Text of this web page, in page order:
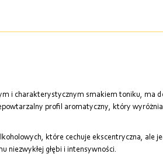
i charakterystycznym smakiem toniku, ma
profil aromatyczny, który wyróżnia
które cechuje ekscentryczna, ale
niezwykłej głębi i intensywności.